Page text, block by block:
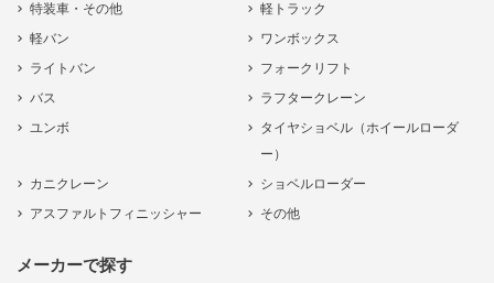
特装車・その他
軽トラック
軽バン
ワンボックス
ライトバン
フォークリフト
バス
ラフタークレーン
ユンボ
タイヤショベル（ホイールローダ
ー）
カニクレーン
ショベルローダー
アスファルトフィニッシャー
その他
メーカーで探す